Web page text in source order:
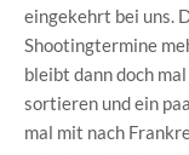
eingekehrt bei uns.
Shootingtermine
bleibt dann doch
sortieren und ein
mal mit nach